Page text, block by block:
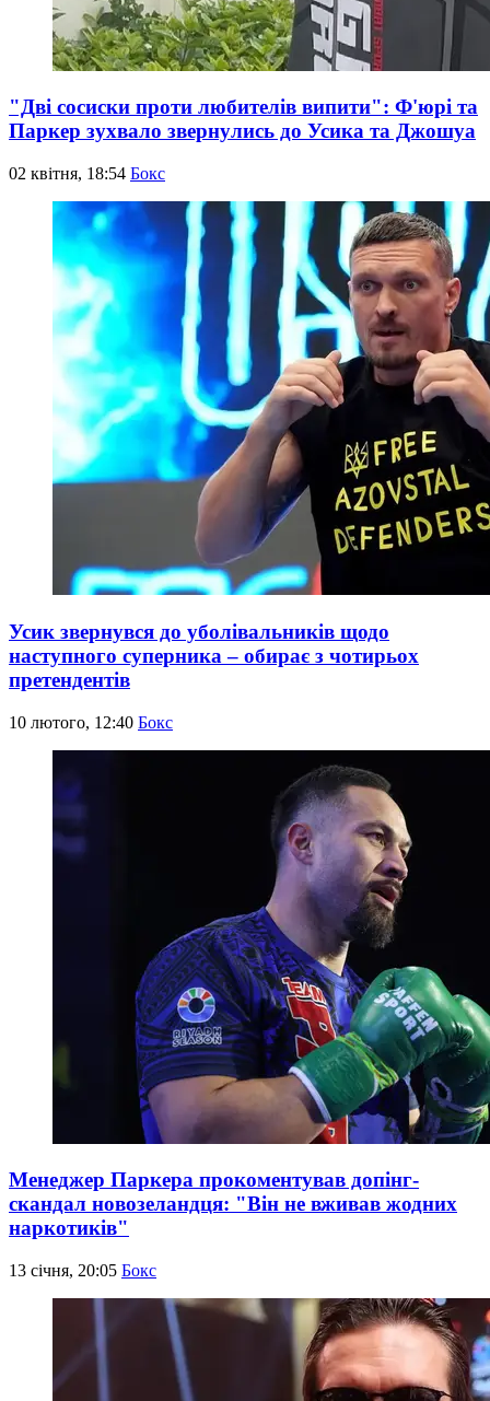
"Дві сосиски проти любителів випити": Ф'юрі та
Паркер зухвало звернулись до Усика та Джошуа
02 квітня, 18:54 Бокс
Усик звернувся до уболівальників щодо
наступного суперника – обирає з чотирьох
претендентів
10 лютого, 12:40 Бокс
Менеджер Паркера прокоментував допінг-
скандал новозеландця: "Він не вживав жодних
наркотиків"
13 січня, 20:05 Бокс